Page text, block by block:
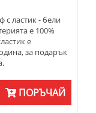
с ластик - бели
е 100%
е
за подарък
ПОРЪЧАЙ